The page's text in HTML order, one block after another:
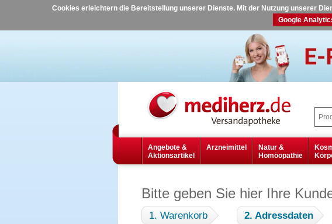
Cookies erleichtern die Bereitstellung unserer Dienste. Mit der Nutzung unserer
Google
Angebote &
Aktionsartikel
Arzneimittel
Natur &
Homöopathie
Bitte geben Sie hier Ihre
1. Warenkorb 2. Adressdaten